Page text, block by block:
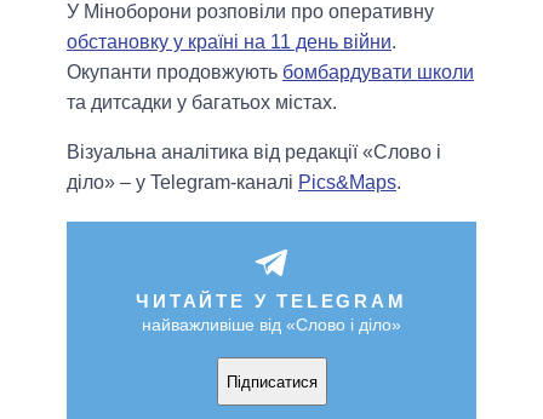
У Міноборони розповіли про оперативну
обстановку у країні на 11 день війни.
Окупанти продовжують бомбардувати школи
та дитсадки у багатьох містах.
Візуальна аналітика від редакції «Слово і
діло» – у Telegram-каналі Pics&Maps.
ЧИТАЙТЕ У TELEGRAM
найважливіше від «Слово і діло»
Підписатися